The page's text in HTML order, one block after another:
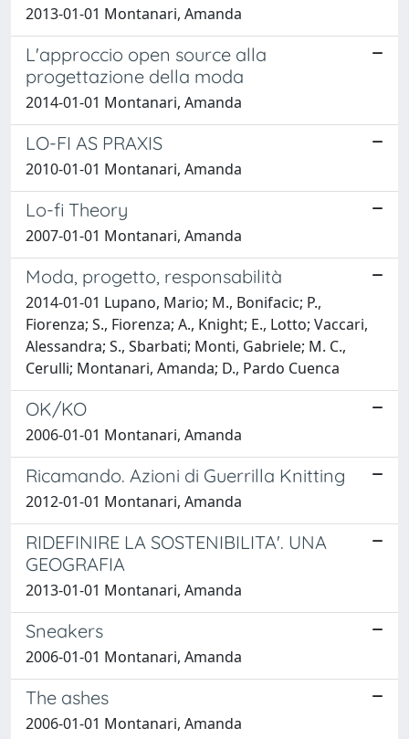
2013-01-01 Montanari, Amanda
L'approccio open source alla
progettazione della moda
2014-01-01 Montanari, Amanda
LO-FI AS PRAXIS
2010-01-01 Montanari, Amanda
Lo-fi Theory
2007-01-01 Montanari, Amanda
Moda, progetto, responsabilità
2014-01-01 Lupano, Mario; M., Bonifacic; P.,
Fiorenza; S., Fiorenza; A., Knight; E., Lotto; Vaccari,
Alessandra; S., Sbarbati; Monti, Gabriele; M. C.,
Cerulli; Montanari, Amanda; D., Pardo Cuenca
OK/KO
2006-01-01 Montanari, Amanda
Ricamando. Azioni di Guerrilla Knitting
2012-01-01 Montanari, Amanda
RIDEFINIRE LA SOSTENIBILITA'. UNA
GEOGRAFIA
2013-01-01 Montanari, Amanda
Sneakers
2006-01-01 Montanari, Amanda
The ashes
2006-01-01 Montanari, Amanda